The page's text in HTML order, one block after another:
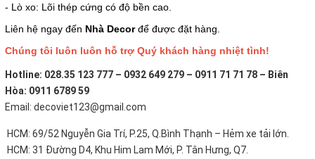
- Lò xo: Lõi thép cứng có độ bền cao.
Liên hệ ngay đến Nhà Decorđể được đặt hàng.
Chúng tôi luôn luôn hỗ trợ Quý khách hàng nhiệt tình!
Hotline: 028.35 123 777 – 0932 649 279 – 0911 71 71 78 – Biên
Hòa: 0911 6789 59
Email: decoviet123@gmail.com
HCM: 69/52 Nguyễn Gia Trí, P.25, Q.Bình Thạnh – Hẻm xe tải lớn.
HCM: 31 Đường D4, Khu Him Lam Mới, P. Tân Hưng, Q7.